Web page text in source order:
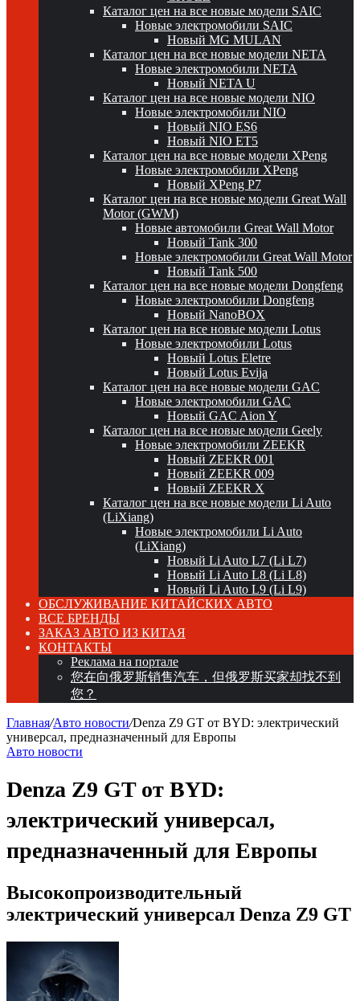
Каталог цен на все новые модели SAIC
Новые электромобили SAIC
Новый MG MULAN
Каталог цен на все новые модели NETA
Новые электромобили NETA
Новый NETA U
Каталог цен на все новые модели NIO
Новые электромобили NIO
Новый NIO ES6
Новый NIO ET5
Каталог цен на все новые модели XPeng
Новые электромобили XPeng
Новый XPeng P7
Каталог цен на все новые модели Great Wall
Motor (GWM)
Новые автомобили Great Wall Motor
Новый Tank 300
Новые электромобили Great Wall Motor
Новый Tank 500
Каталог цен на все новые модели Dongfeng
Новые электромобили Dongfeng
Новый NanoBOX
Каталог цен на все новые модели Lotus
Новые электромобили Lotus
Новый Lotus Eletre
Новый Lotus Evija
Каталог цен на все новые модели GAC
Новые электромобили GAC
Новый GAC Aion Y
Каталог цен на все новые модели Geely
Новые электромобили ZEEKR
Новый ZEEKR 001
Новый ZEEKR 009
Новый ZEEKR X
Каталог цен на все новые модели Li Auto
(LiXiang)
Новые электромобили Li Auto
(LiXiang)
Новый Li Auto L7 (Li L7)
Новый Li Auto L8 (Li L8)
Новый Li Auto L9 (Li L9)
ОБСЛУЖИВАНИЕ КИТАЙСКИХ АВТО
ВСЕ БРЕНДЫ
ЗАКАЗ АВТО ИЗ КИТАЯ
КОНТАКТЫ
Реклама на портале
您在向俄罗斯销售汽车，但俄罗斯买家却找不到
您？
Главная/Авто новости/Denza Z9 GT от BYD: электрический
универсал, предназначенный для Европы
Авто новости
Denza Z9 GT от BYD:
электрический универсал,
предназначенный для Европы
Высокопроизводительный
электрический универсал Denza Z9 GT